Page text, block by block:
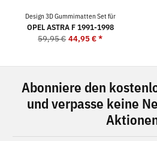
Design 3D Gummimatten Set für
OPEL ASTRA F 1991-1998
59,95 € 44,95 €*
Abonniere den
und verpasse keine